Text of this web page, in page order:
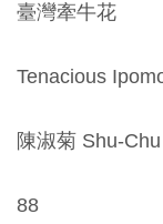
臺灣牽牛花
Tenacious
陳淑菊 Shu-
88